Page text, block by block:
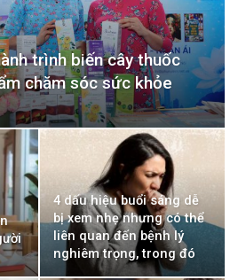
trình biến cây thuốc
chăm sóc sức khỏe
4 dấu hiệu buổi sáng dễ
bị xem nhẹ nhưng có thể
liên quan đến bệnh lý
nghiêm trọng, trong đó
có ung thư